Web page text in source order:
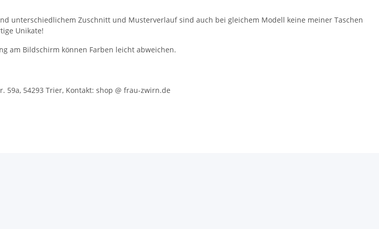
unterschiedlichem Zuschnitt und Musterverlauf sind auch bei gleichem Modell keine meiner Taschen
Unikate!
am Bildschirm können Farben leicht abweichen.
59a, 54293 Trier, Kontakt: shop @ frau-zwirn.de